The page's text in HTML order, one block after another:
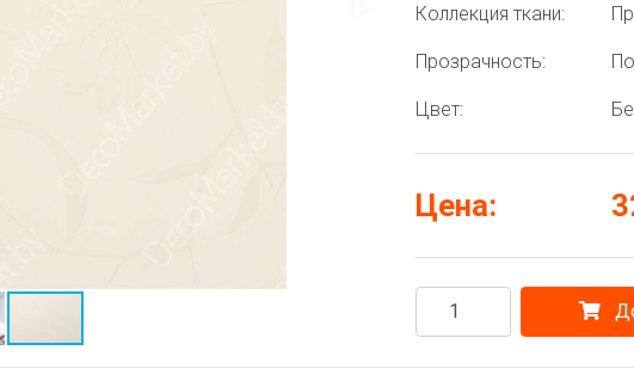
Коллекция ткани:
Прозрачность:
Цвет:
Цена: